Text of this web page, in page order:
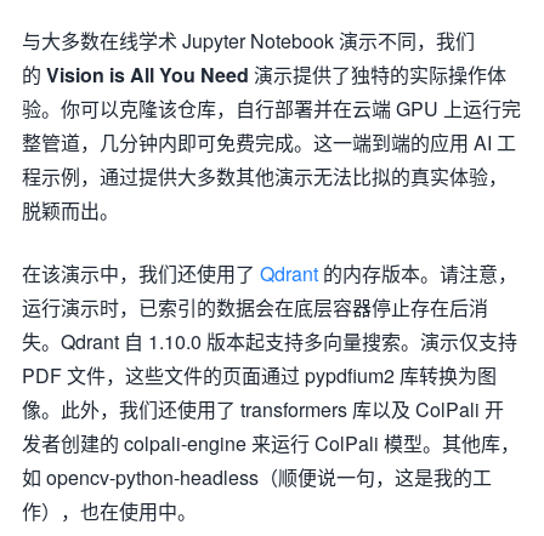
与大多数在线学术 Jupyter Notebook 演示不同，我们
的 Vision is All You Need 演示提供了独特的实际操作体
验。你可以克隆该仓库，自行部署并在云端 GPU 上运行完
整管道，几分钟内即可免费完成。这一端到端的应用 AI 工
程示例，通过提供大多数其他演示无法比拟的真实体验，
脱颖而出。
在该演示中，我们还使用了 Qdrant 的内存版本。请注意，
运行演示时，已索引的数据会在底层容器停止存在后消
失。Qdrant 自 1.10.0 版本起支持多向量搜索。演示仅支持
PDF 文件，这些文件的页面通过 pypdfium2 库转换为图
像。此外，我们还使用了 transformers 库以及 ColPali 开
发者创建的 colpali-engine 来运行 ColPali 模型。其他库，
如 opencv-python-headless（顺便说一句，这是我的工
作），也在使用中。